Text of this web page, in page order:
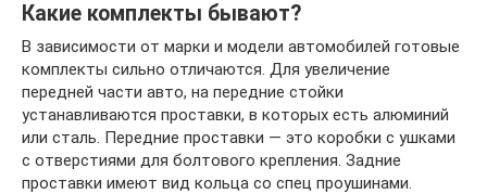
Какие комплекты бывают?
В зависимости от марки и модели автомобилей готовые
комплекты сильно отличаются. Для увеличение
передней части авто, на передние стойки
устанавливаются проставки, в которых есть алюминий
или сталь. Передние проставки — это коробки с ушками
с отверстиями для болтового крепления. Задние
проставки имеют вид кольца со спец проушинами.